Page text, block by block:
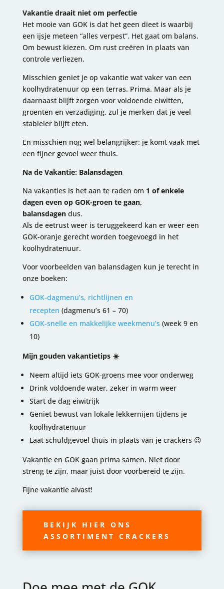
Vakantie draait niet om perfectie
Het mooie van GOK is dat het geen dieet is waarbij
een ijsje meteen “alles verpest”. Het gaat om balans.
Om bewust kiezen. Om rust creëren in plaats van
controle verliezen.
Misschien geniet je op vakantie wat vaker van een
koolhydratenuur op een terras. Prima. Maar als je
daarnaast blijft zorgen voor voldoende eiwitten,
groenten en verzadiging, zul je merken dat je veel
stabieler blijft eten.
En misschien nog wel belangrijker: je komt vaak met
een fijner gevoel weer thuis.
Na de Vakantie: Balansdagen
Na vakanties is het aan te raden om 1 of enkele
dagen even op GOK-groen te gaan,
balansdagendus.
Als de eetrust weer is teruggekeerd kan er weer een
GOK-oranje gerecht worden toegevoegd in het
koolhydratenuur.
Voor voorbeelden van balansdagen kun je terecht in
onze boeken:
GOK-dagmenu’s, richtlijnen en
recepten (dagmenu’s 61 – 70)
GOK-snelle en makkelijke weekmenu’s (week 9 en
10)
Mijn gouden vakantietips ☀️
Neem altijd iets GOK-groens mee voor onderweg
Drink voldoende water, zeker in warm weer
Start de dag eiwitrijk
Geniet bewust van lokale lekkernijen tijdens je
koolhydratenuur
Laat schuldgevoel thuis in plaats van je crackers 😉
Vakantie en GOK gaan prima samen. Niet door
streng te zijn, maar juist door voorbereid te zijn.
Fijne vakantie alvast!
BEKIJK HIER ONS
ASSORTIMENT CRACKERS